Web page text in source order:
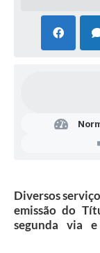
Diversos
emissão do
segunda via